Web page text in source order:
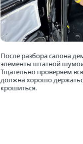
После разбора салона
элементы штатной
Тщательно проверяем
должна хорошо
крошиться.